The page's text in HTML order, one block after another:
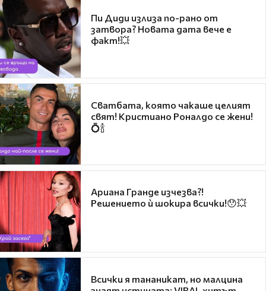
Пи Диди излиза по-рано от
затвора? Новата дата вече е
факт!💥
Сватбата, която чакаше целият
свят! Кристиано Роналдо се жени!
💍🍾
Ариана Гранде изчезва?!
Решението ѝ шокира всички!😯💥
Всички я тананикат, но малцина